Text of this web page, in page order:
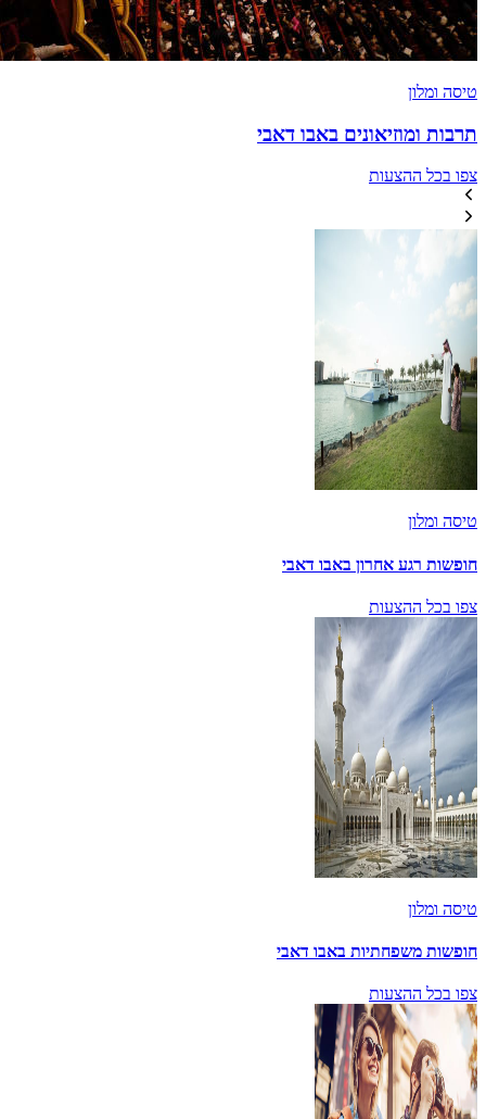
טיסה ומלון
תרבות ומוזיאונים באבו דאבי
צפו בכל ההצעות
טיסה ומלון
חופשות רגע אחרון באבו דאבי
צפו בכל ההצעות
טיסה ומלון
חופשות משפחתיות באבו דאבי
צפו בכל ההצעות